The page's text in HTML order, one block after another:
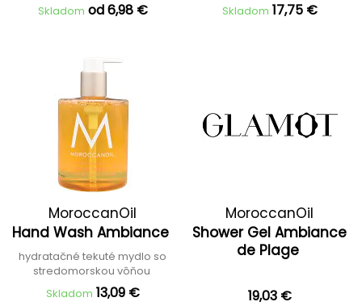
Skladom od 6,98 €
Skladom 17,75 €
MoroccanOil
Hand Wash Ambiance
hydratačné tekuté mydlo so
stredomorskou vôňou
Skladom 13,09 €
MoroccanOil
Shower Gel Ambiance
de Plage
19,03 €